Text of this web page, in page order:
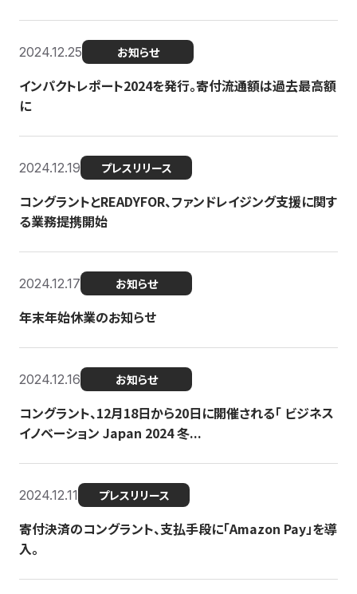
2024.12.25 お知らせ
インパクトレポート2024を発行。寄付流通額は過去最高額
に
2024.12.19 プレスリリース
コングラントとREADYFOR、ファンドレイジング支援に関す
る業務提携開始
2024.12.17 お知らせ
年末年始休業のお知らせ
2024.12.16 お知らせ
コングラント、12月18日から20日に開催される「 ビジネス
イノベーション Japan 2024 冬...
2024.12.11 プレスリリース
寄付決済のコングラント、支払手段に「Amazon Pay」を導
入。